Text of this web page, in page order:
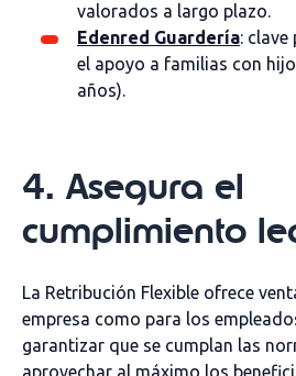
valorados a largo plazo.
Edenred Guardería:
el apoyo a familias con
años).
4. Asegura el
cumplimiento
La Retribución Flexible ofrece
empresa como para los
garantizar que se cumplan las
aprovechar al máximo los